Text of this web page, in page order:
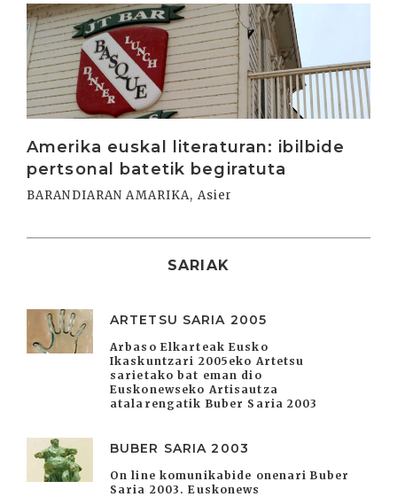
Amerika euskal literaturan: ibilbide
pertsonal batetik begiratuta
BARANDIARAN AMARIKA, Asier
Irakurri
SARIAK
ARTETSU SARIA 2005
Arbaso Elkarteak Eusko
Ikaskuntzari 2005eko Artetsu
sarietako bat eman dio
Euskonewseko Artisautza
atalarengatik Buber Saria 2003
BUBER SARIA 2003
On line komunikabide onenari Buber
Saria 2003. Euskonews